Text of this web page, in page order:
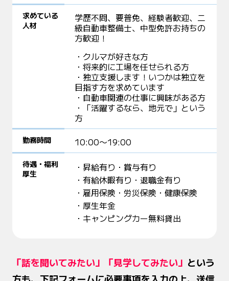
求めている
人材
学歴不問、要普免、経験者歓迎、二
級自動車整備士、中型免許お持ちの
方歓迎！
クルマが好きな方
将来的に工場を任せられる方
独立支援します！いつかは独立を
目指す方を求めています
自動車関連の仕事に興味がある方
「活躍するなら、地元で」という
方
勤務時間 10:00〜19:00
待遇・福利
厚生
昇給有り
賞与有り
有給休暇有り
退職金有り
雇用保険
労災保険
健康保険
厚生年金
キャンピングカー無料貸出
「話を聞いてみたい」「見学してみたい」 という